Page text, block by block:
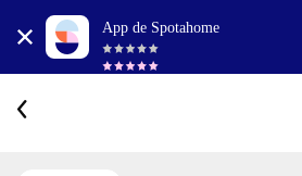
App de Spotahome